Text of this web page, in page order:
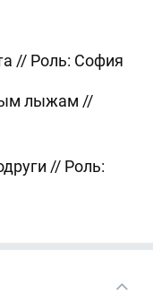
// Роль: София
лыжам //
// Роль: